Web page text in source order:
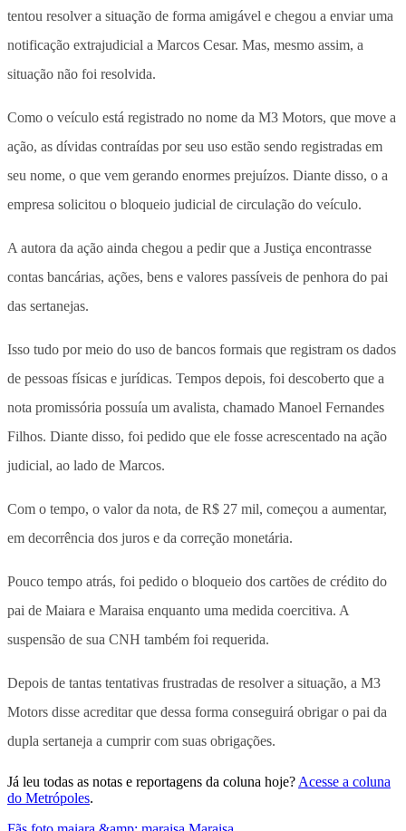
tentou resolver a situação de forma amigável e chegou a enviar uma
notificação extrajudicial a Marcos Cesar. Mas, mesmo assim, a
situação não foi resolvida.
Como o veículo está registrado no nome da M3 Motors, que move a
ação, as dívidas contraídas por seu uso estão sendo registradas em
seu nome, o que vem gerando enormes prejuízos. Diante disso, o a
empresa solicitou o bloqueio judicial de circulação do veículo.
A autora da ação ainda chegou a pedir que a Justiça encontrasse
contas bancárias, ações, bens e valores passíveis de penhora do pai
das sertanejas.
Isso tudo por meio do uso de bancos formais que registram os dados
de pessoas físicas e jurídicas. Tempos depois, foi descoberto que a
nota promissória possuía um avalista, chamado Manoel Fernandes
Filhos. Diante disso, foi pedido que ele fosse acrescentado na ação
judicial, ao lado de Marcos.
Com o tempo, o valor da nota, de R$ 27 mil, começou a aumentar,
em decorrência dos juros e da correção monetária.
Pouco tempo atrás, foi pedido o bloqueio dos cartões de crédito do
pai de Maiara e Maraisa enquanto uma medida coercitiva. A
suspensão de sua CNH também foi requerida.
Depois de tantas tentativas frustradas de resolver a situação, a M3
Motors disse acreditar que dessa forma conseguirá obrigar o pai da
dupla sertaneja a cumprir com suas obrigações.
Já leu todas as notas e reportagens da coluna hoje? Acesse a coluna
do Metrópoles.